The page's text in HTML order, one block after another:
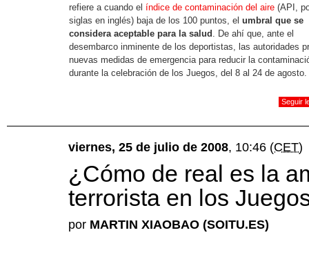
refiere a cuando el índice de contaminación del aire (API,
siglas en inglés) baja de los 100 puntos, el umbral que se
considera aceptable para la salud . De ahí que, ante el
desembarco inminente de los deportistas, las autoridades
nuevas medidas de emergencia para reducir la
durante la celebración de los Juegos, del 8 al 24 de agosto.
Seguir
viernes, 25 de julio de 2008, 10:46 (CET)
¿Cómo de real es la
terrorista en los
por MARTIN XIAOBAO (SOITU.ES)